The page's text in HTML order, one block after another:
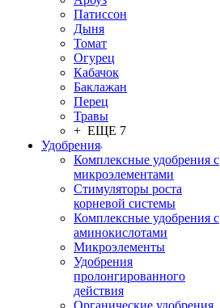
Патиссон
Дыня
Томат
Огурец
Кабачок
Баклажан
Перец
Травы
+ ЕЩЕ 7
Удобрения
Комплексные удобрения с
микроэлементами
Стимуляторы роста
корневой системы
Комплексные удобрения с
аминокислотами
Микроэлементы
Удобрения
пролонгированного
действия
Органические удобрения